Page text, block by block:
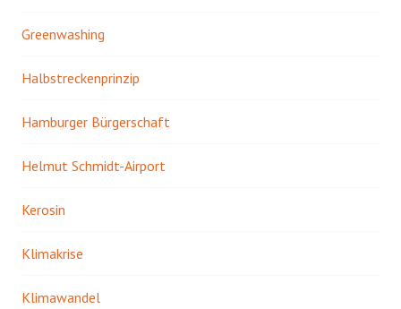
Greenwashing
Halbstreckenprinzip
Hamburger Bürgerschaft
Helmut Schmidt-Airport
Kerosin
Klimakrise
Klimawandel